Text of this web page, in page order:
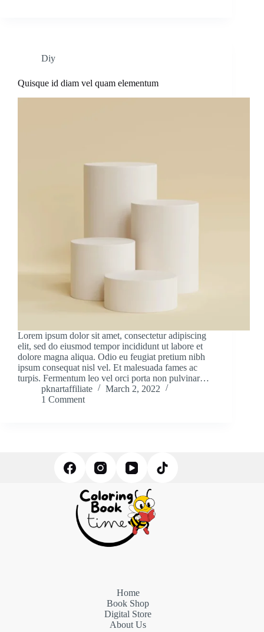
Diy
Quisque id diam vel quam elementum
Lorem ipsum dolor sit amet, consectetur adipiscing
elit, sed do eiusmod tempor incididunt ut labore et
dolore magna aliqua. Odio eu feugiat pretium nibh
ipsum consequat nisl vel. Et malesuada fames ac
turpis. Fermentum leo vel orci porta non pulvinar…
pknartaffiliate
March 2, 2022
1 Comment
Home
Book Shop
Digital Store
About Us